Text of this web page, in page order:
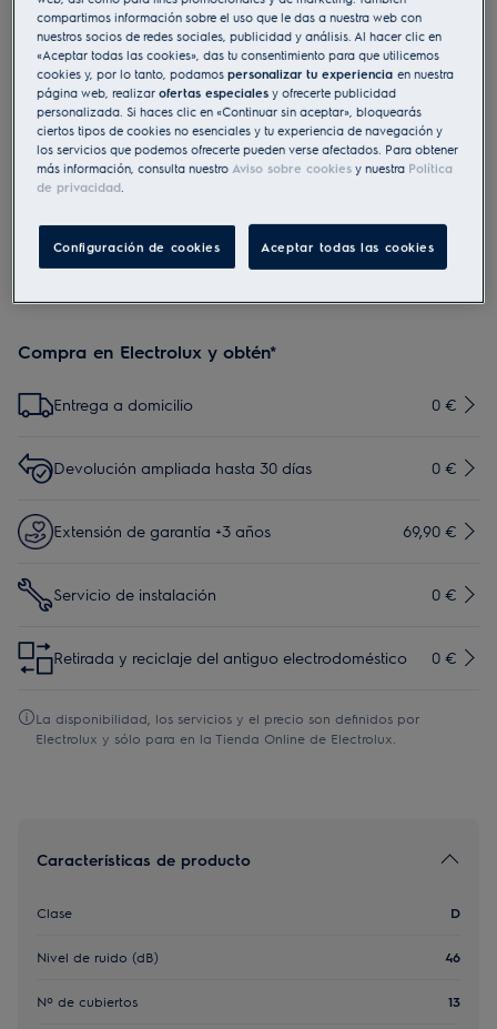
Nuestra tecnología inteligente AirDry usa aire natural para secar
perfectamente.
Ahorra tiempo con el programa de lavado rápido
Tanto las instrucciones de seguridad como las precauciones
enumeran en los capítulos I y II del manual de usuario. Para
utilizar su producto con seguridad lea, por favor, el manual
de usuario en su totalidad.
Compra en Electrolux y obtén*
Entrega a domicilio 0 €
Devolución ampliada hasta 30 días 0 €
Extensión de garantía +3 años 69,90 €
Servicio de instalación 0 €
Retirada y reciclaje del antiguo electrodoméstico 0 €
La disponibilidad, los servicios y el precio son definidos por
Electrolux y sólo para en la Tienda Online de Electrolux.
Características de producto
Clase D
Nivel de ruido (dB) 46
Nº de cubiertos 13
compartimos información sobre el uso que le das a nuestra web con
nuestros socios de redes sociales, publicidad y análisis. Al hacer clic en
«Aceptar todas las cookies», das tu consentimiento para que utilicemos
cookies y, por lo tanto, podamospersonalizar tu experienciaen nuestra
página web, realizarofertas especiales y ofrecerte publicidad
personalizada. Si haces clic en «Continuar sin aceptar», bloquearás
ciertos tipos de cookies no esenciales y tu experiencia de navegación y
los servicios que podemos ofrecerte pueden verse afectados. Para obtener
más información, consulta nuestroAviso sobre cookies y nuestra Política
de privacidad.
Configuración de cookies Aceptar todas las cookies